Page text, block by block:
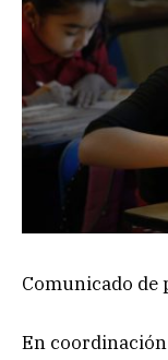
Comunicado de
En